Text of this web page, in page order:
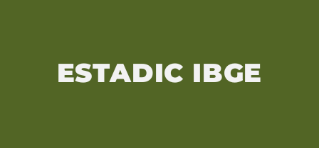
ESTADIC IBGE